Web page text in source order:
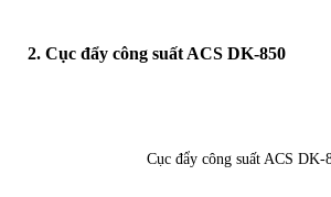
2. Cục đẩy công suất ACS DK-850
Cục đẩy công suất ACS DK-